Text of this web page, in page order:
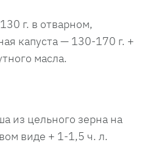
г. в отварном,
капуста — 130-170 г. +
масла.
из цельного зерна на
виде + 1-1,5 ч. л.